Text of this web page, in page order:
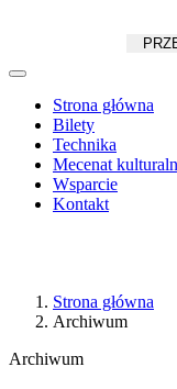
Strona główna
Bilety
Technika
Mecenat
Wsparcie
Kontakt
Strona główna
Archiwum
Archiwum